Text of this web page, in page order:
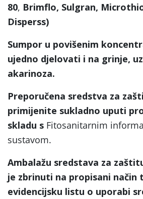
80, Brimflo, Sulgran,
Disperss)
Sumpor u povišenim
ujedno djelovati i na grinje,
akarinoza.
Preporučena sredstva za
primijenite sukladno uputi
skladu s Fitosanitarnim
sustavom.
Ambalažu sredstava za
je zbrinuti na propisani način
evidencijsku listu o uporabi